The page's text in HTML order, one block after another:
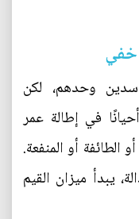
خفي
وحدهم، لكن
في إطالة عمر
الطائفة أو المنفعة.
يبدأ ميزان القيم